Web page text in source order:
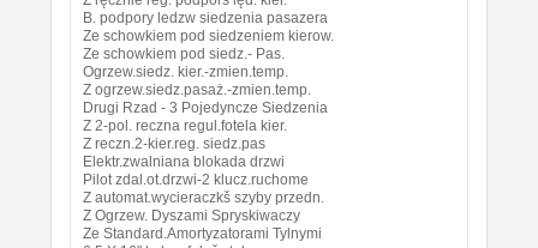
B. podpory ledzw siedzenia pasazera
Ze schowkiem pod siedzeniem kierow.
Ze schowkiem pod siedz.- Pas.
Ogrzew.siedz. kier.-zmien.temp.
Z ogrzew.siedz.pasaż.-zmien.temp.
Drugi Rzad - 3 Pojedyncze Siedzenia
Z 2-pol. reczna regul.fotela kier.
Z reczn.2-kier.reg. siedz.pas
Elektr.zwalniana blokada drzwi
Pilot zdal.ot.drzwi-2 klucz.ruchome
Z automat.wycieraczkš szyby przedn.
Z Ogrzew. Dyszami Spryskiwaczy
Ze Standard.Amortyzatorami Tylnymi